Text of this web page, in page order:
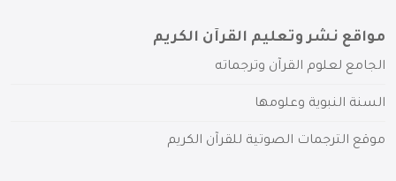
مواقع نشر وتعليم القرآن الكريم
الجامع لعلوم القرآن وترجماته
السنة النبوية وعلومها
موقع الترجمات الصوتية للقرآن الكريم